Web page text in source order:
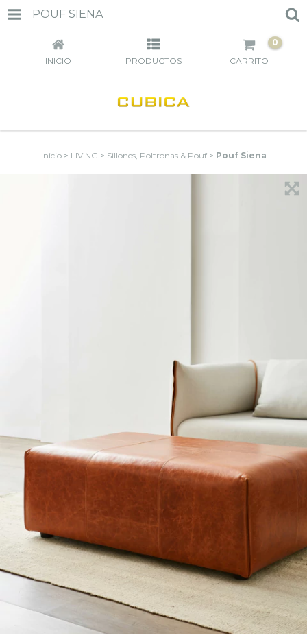
POUF SIENA
INICIO PRODUCTOS CARRITO
0
Inicio > LIVING > Sillones, Poltronas & Pouf > Pouf Siena